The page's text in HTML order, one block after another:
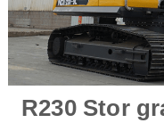
R230 Stor